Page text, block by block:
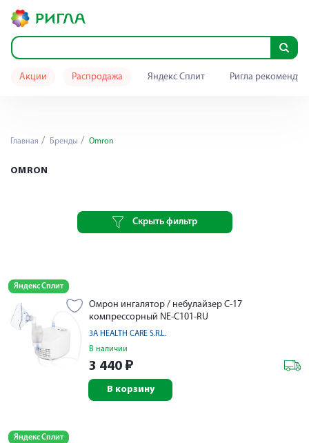
Акции Распродажа Яндекс Сплит Ригла
Главная Бренды Omron
OMRON
Скрыть фильтр
Яндекс Сплит
Омрон ингалятор / небулайзер С-17
компрессорный NE-C101-RU
3A HEALTH CARE S.R.L.
В наличии
3 440 ₽
В корзину
Яндекс Сплит